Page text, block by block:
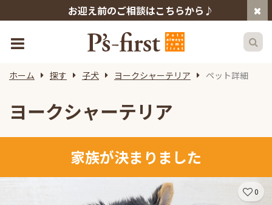
お迎え前のご相談はこちらから♪
ホーム 探す 子犬 ヨークシャーテリア ペット詳細
ヨークシャーテリア
家族が決まりました
0